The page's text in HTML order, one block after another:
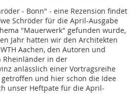
- Bonn" - eine Rezension findet
Schröder für die April-Ausgabe
"Mauerwerk" gefunden wurde,
Jahr hatten wir den Architekten
Aachen, den Autoren und
in der
anlässlich einer Vortragsreihe
und hier schon die Idee
unser Heftpate für die April-